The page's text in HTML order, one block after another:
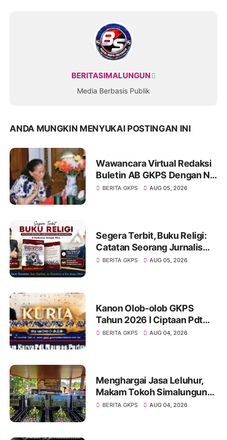
BERITASIMALUNGUN
Media Berbasis Publik
ANDA MUNGKIN MENYUKAI POSTINGAN INI
Wawancara Virtual Redaksi
Buletin AB GKPS Dengan Ny
St RK Purba Pakpak Boru
BERITA GKPS AUG 05, 2026
Segera Terbit, Buku Religi:
Catatan Seorang Jurnalis
dan Pelayan Gereja : St
BERITA GKPS AUG 05, 2026
Kanon Olob-olob GKPS
Tahun 2026 I Ciptaan Pdt
Mannes Purba I Kuria
BERITA GKPS AUG 04, 2026
Menghargai Jasa Leluhur,
Makam Tokoh Simalungun
dr. Djasamen Saragih Resmi
BERITA GKPS AUG 04, 2026